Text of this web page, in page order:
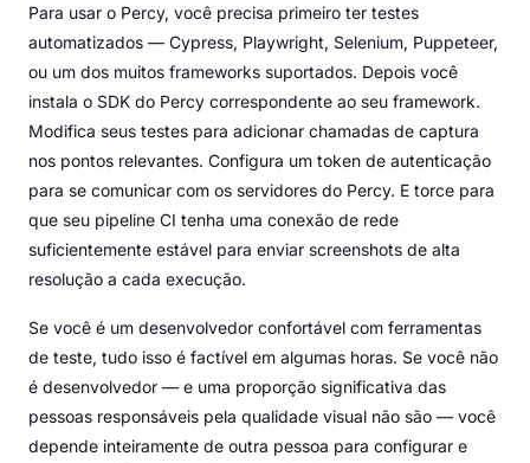
Para usar o Percy, você precisa primeiro ter testes
automatizados — Cypress, Playwright, Selenium, Puppeteer,
ou um dos muitos frameworks suportados. Depois você
instala o SDK do Percy correspondente ao seu framework.
Modifica seus testes para adicionar chamadas de captura
nos pontos relevantes. Configura um token de autenticação
para se comunicar com os servidores do Percy. E torce para
que seu pipeline CI tenha uma conexão de rede
suficientemente estável para enviar screenshots de alta
resolução a cada execução.
Se você é um desenvolvedor confortável com ferramentas
de teste, tudo isso é factível em algumas horas. Se você não
é desenvolvedor — e uma proporção significativa das
pessoas responsáveis pela qualidade visual não são — você
depende inteiramente de outra pessoa para configurar e